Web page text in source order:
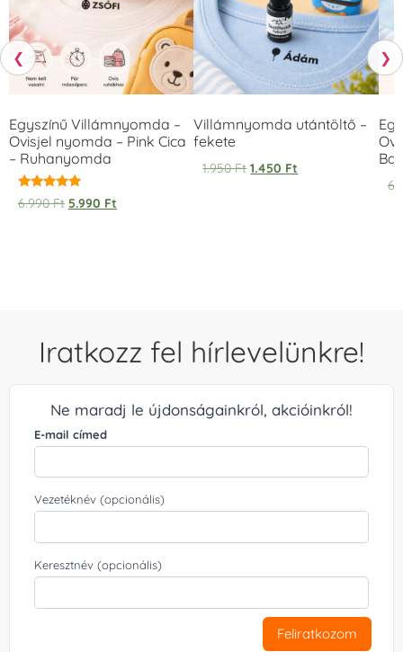
❮
Egyszínű Villámnyomda –
Ovisjel nyomda – Pink Cica
– Ruhanyomda
Értékelés:
5.00
6.990Ft 5.990 Ft
Villámnyomda utántöltő –
fekete
1.950Ft 1.450 Ft
❯
Iratkozz fel hírlevelünkre!
Ne maradj le újdonságainkról, akcióinkról!
E-mail címed
Vezetéknév (opcionális)
Keresztnév (opcionális)
Feliratkozom